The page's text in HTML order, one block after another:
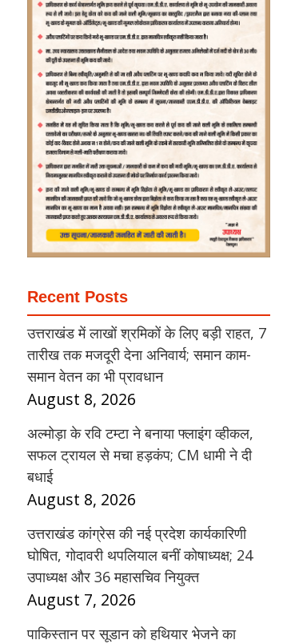
Recent Posts
उत्तराखंड में लाखों श्रमिकों के लिए बड़ी राहत, 7
तारीख तक मजदूरी देना अनिवार्य; समान काम-
समान वेतन का भी प्रावधान
August 8, 2026
अल्मोड़ा के रवि टम्टा ने बनाया फ्लाइंग व्हीकल,
सफल ट्रायल से मचा हड़कंप; CM धामी ने दी
बधाई
August 8, 2026
उत्तराखंड कांग्रेस की नई प्रदेश कार्यकारिणी
घोषित, गोदावरी थपलियाल बनीं कोषाध्यक्ष; 24
उपाध्यक्ष और 36 महासचिव नियुक्त
August 7, 2026
पाकिस्तान पर सूडान को हथियार भेजने का